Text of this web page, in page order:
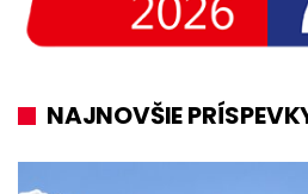
NAJNOVŠIE